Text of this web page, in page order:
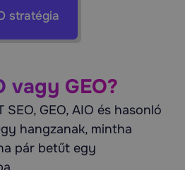
stratégia
vagy GEO?
SEO, GEO, AIO és hasonló
hangzanak, mintha
pár betűt egy